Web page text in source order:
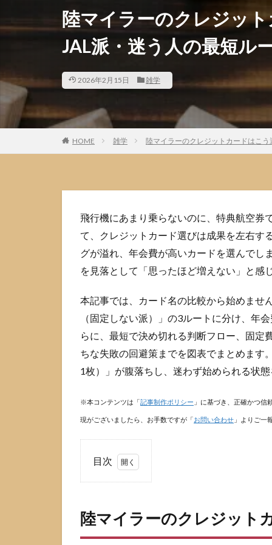
陸マイラーのクレジッ
JAL派・迷う人の最短ル
2026年2月15日 雑学
HOME 雑学 陸マイラーのクレジットカードはこ
飛行機にあまり乗らないのに、特典航空券
て、クレジットカード選びは成果を左右す
グが溢れ、年会費が高いカードを選んでし
を見落として「思ったほど増えない」と感
本記事では、カード名の比較から始めませ
（固定しない派）」の3ルートに分け、年
らに、最短で決め切れる判断フロー、固定
ちな失敗の回避策までを図表でまとめます
1枚）」が腹落ちし、迷わず始められる状態
※本コンテンツは「記事制作ポリシー 」に基づき、正確かつ信
現がございましたら、お手数ですが「お問い合わせ 」よりご一
目次
イ
陸マイラーのクレジット